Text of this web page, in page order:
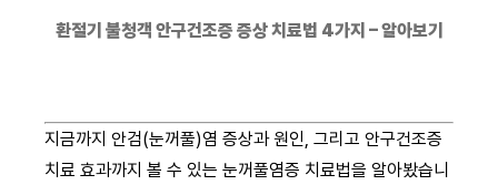
환절기 불청객 안구건조증 증상 치료법 4가지 – 알아보기
지금까지 안검(눈꺼풀)염 증상과 원인, 그리고 안구건조증
치료 효과까지 볼 수 있는 눈꺼풀염증 치료법을 알아봤습니